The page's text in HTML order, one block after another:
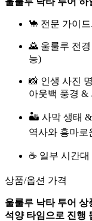
🐪 전문 가이
🌄 울룰루 전
능)
📸 인생 사진
아웃백 풍경 &
🏜️ 사막 생태 &
역사와 흥마로
☕ 일부 시간
상품/옵션 가격
울룰루 낙타 투어
석양 타임으로 진행